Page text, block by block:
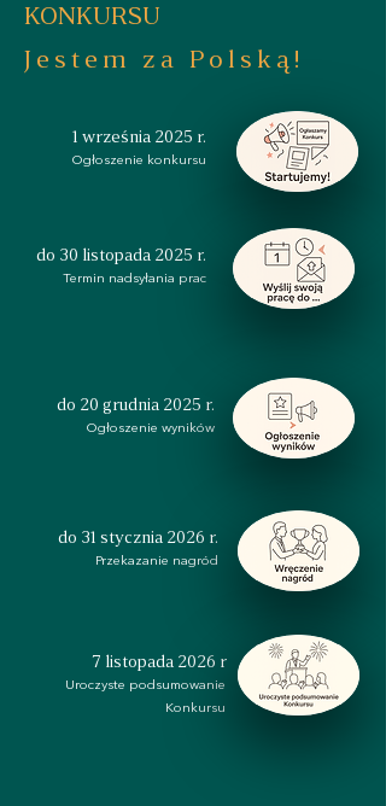
KONKURSU
Jestem za Polską!
1 września 2025 r.
Ogłoszenie konkursu
do 30 listopada 2025 r.
Termin nadsyłania prac
do 20 grudnia 2025 r.
Ogłoszenie wyników
do 31 stycznia 2026 r.
Przekazanie nagród
7 listopada 2026 r
Uroczyste podsumowanie
Konkursu